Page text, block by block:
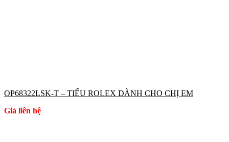
OP68322LSK-T – TIỂU ROLEX DÀNH CHO CHỊ EM
Giá liên hệ